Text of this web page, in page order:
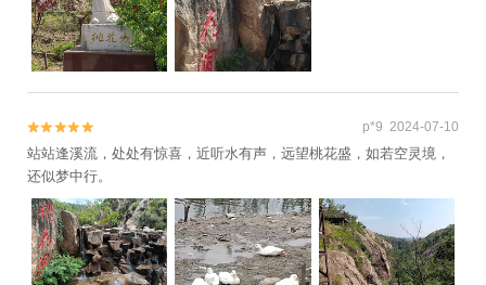

 p*9 2024-07-10
站站逢溪流，处处有惊喜，近听水有声，远望桃花盛，如若空灵境，
还似梦中行。